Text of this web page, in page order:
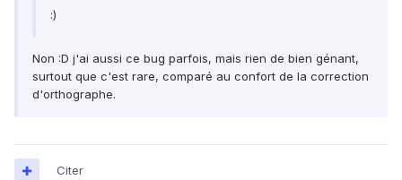
:)
Non :D j'ai aussi ce bug parfois, mais rien de bien génant,
surtout que c'est rare, comparé au confort de la correction
d'orthographe.
Citer